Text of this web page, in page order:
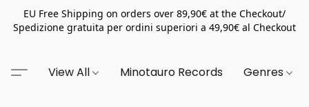
EU Free Shipping on orders over 89,90€ at the Checkout/
Spedizione gratuita per ordini superiori a 49,90€ al Checkout
View All Minotauro Records Genres